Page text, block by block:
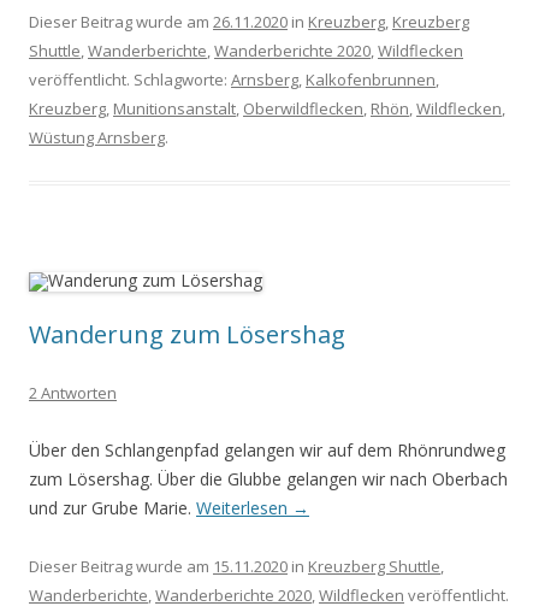
Dieser Beitrag wurde am 26.11.2020 in Kreuzberg, Kreuzberg
Shuttle,Wanderberichte,Wanderberichte 2020,Wildflecken
veröffentlicht. Schlagworte: Arnsberg, Kalkofenbrunnen,
Kreuzberg, Munitionsanstalt, Oberwildflecken, Rhön,Wildflecken,
Wüstung Arnsberg.
Wanderung zum Lösershag
2 Antworten
Über den Schlangenpfad gelangen wir auf dem Rhönrundweg
zum Lösershag. Über die Glubbe gelangen wir nach Oberbach
und zur Grube Marie. Weiterlesen →
Dieser Beitrag wurde am 15.11.2020 in Kreuzberg Shuttle,
Wanderberichte,Wanderberichte 2020,Wildflecken veröffentlicht.